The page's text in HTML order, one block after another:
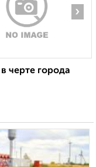
›
черте города